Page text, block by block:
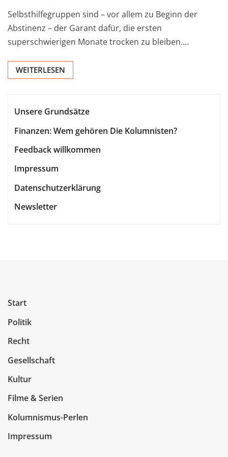
Selbsthilfegruppen sind – vor allem zu Beginn der
Abstinenz – der Garant dafür, die ersten
superschwierigen Monate trocken zu bleiben.…
WEITERLESEN
Unsere Grundsätze
Finanzen: Wem gehören Die Kolumnisten?
Feedback willkommen
Impressum
Datenschutzerklärung
Newsletter
Start
Politik
Recht
Gesellschaft
Kultur
Filme & Serien
Kolumnismus-Perlen
Impressum